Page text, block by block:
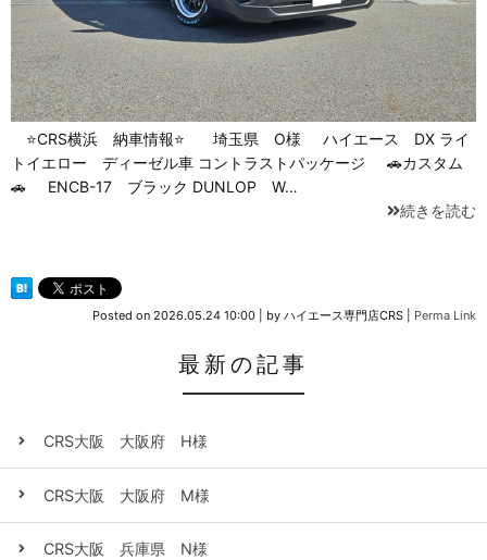
⭐CRS横浜 納車情報⭐ 埼玉県 O様 ハイエース DX ライ
トイエロー ディーゼル車 コントラストパッケージ 🚗カスタム
🚗 ENCB-17 ブラック DUNLOP W…
続きを読む
Posted on 2026.05.24 10:00 by ハイエース専門店CRS Perma Link
最新の記事
CRS大阪 大阪府 H様
CRS大阪 大阪府 M様
CRS大阪 兵庫県 N様